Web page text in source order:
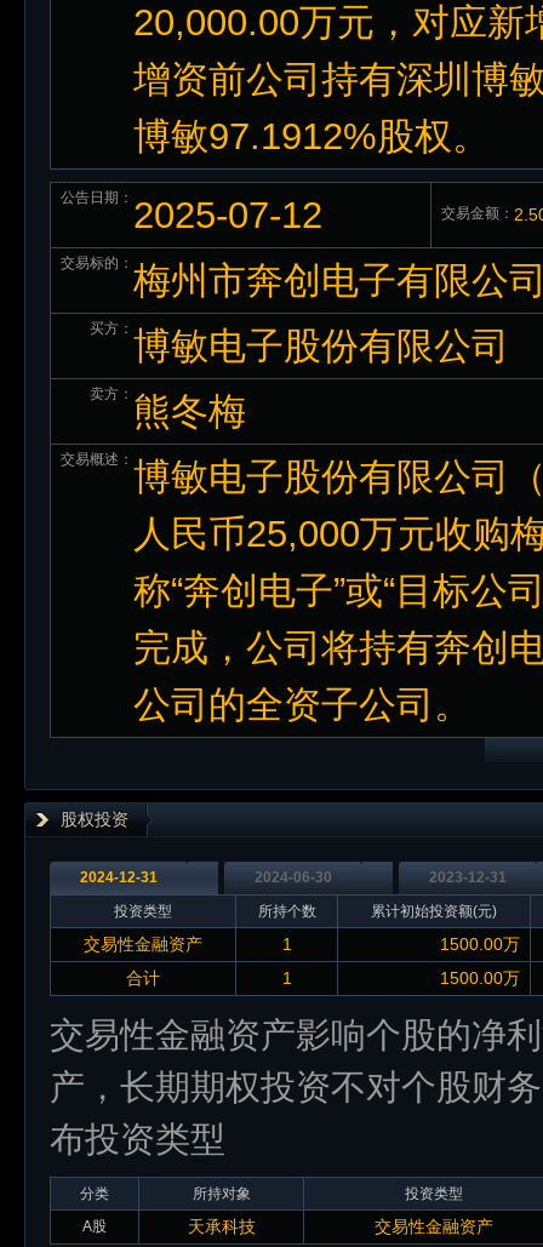
20,000.00万元，对应新
增资前公司持有深圳博
博敏97.1912%股权。
公告日期： 2025-07-12 交易金额：
交易标的： 梅州市奔创电子有限公
买方： 博敏电子股份有限公司
卖方： 熊冬梅
交易概述： 博敏电子股份有限公司
人民币25,000万元收购
称“奔创电子”或“目标公
完成，公司将持有奔创
公司的全资子公司。
股权投资
2024-12-31 2024-06-30
2023-12-31
投资类型
所持个数 累计初始投资额(元)
交易性金融资产 1
1500.00万
合计
1 1500.00万
交易性金融资产影响个股的净
产，长期期权投资不对个股财
布投资类型
分类 所持对象
投资类型
A股
天承科技 交易性金融资产